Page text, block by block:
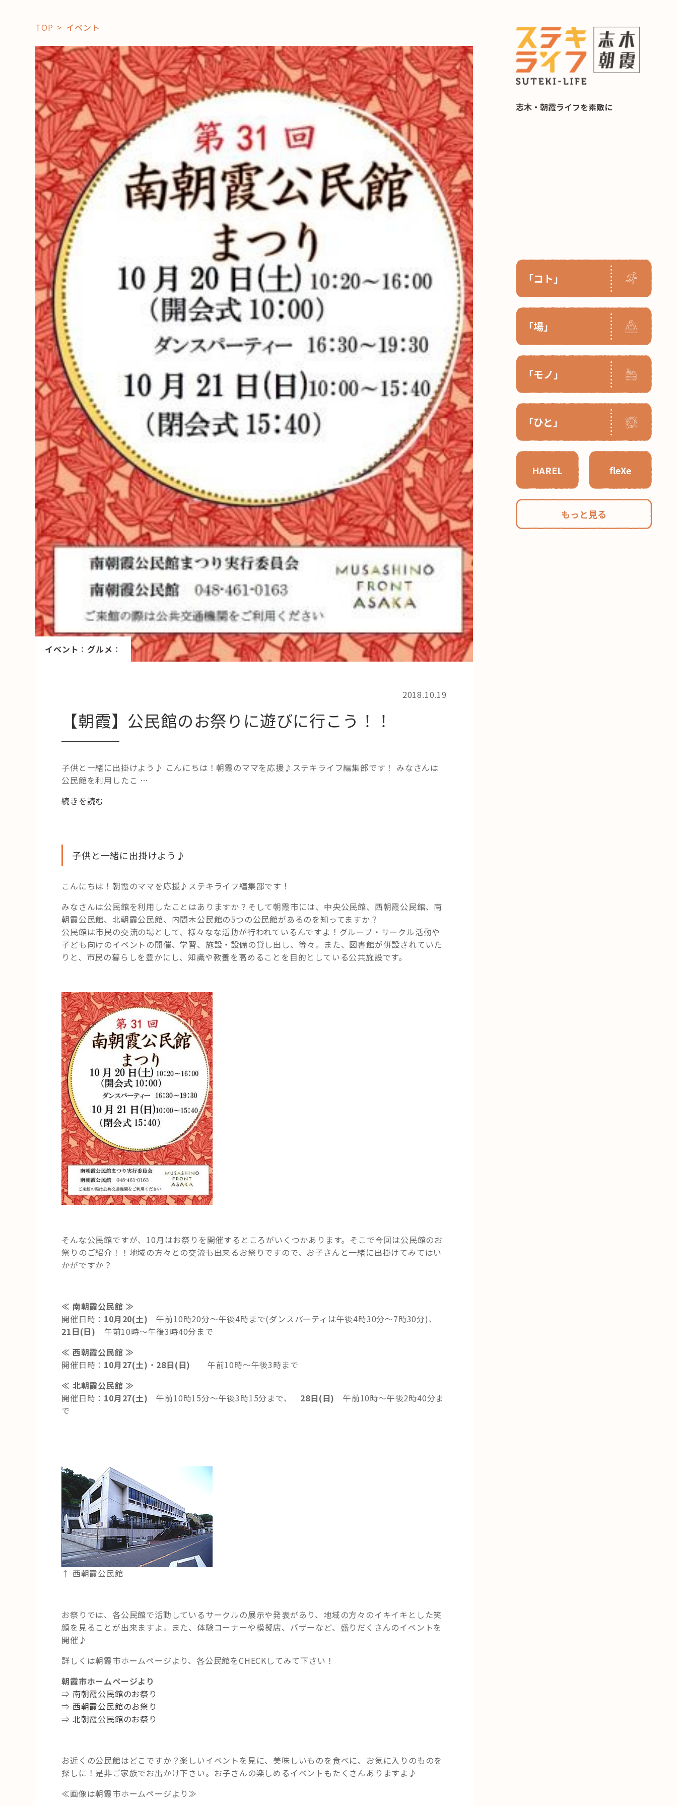
志木・朝霞ライフを素敵に
「コト」
「場」
「モノ」
「ひと」
HAREL fleXe
もっと見る
「コト」
子育て
暮らし
おすすめ
スポット
学び・教育
「場」
活用事例
リノベ事例
協賛・協力店
コーディネーター紹介
これからの暮らし 住み替え相談
記事検索
TOP イベント
イベント ： グルメ ：
2018.10.19
【朝霞】公民館のお祭りに遊びに行こう！！
子供と一緒に出掛けよう♪ こんにちは！朝霞のママを応援♪ステキライフ編集部です！ みなさんは
公民館を利用したこ …
“【朝
祭
に
遊
び
に
行
の
続きを読む
子供と一緒に出掛けよう♪
こんにちは！朝霞のママを応援♪ステキライフ編集部です！
みなさんは公民館を利用したことはありますか？そして朝霞市には、中央公民館、西朝霞公民館、南
朝霞公民館、北朝霞公民館、内間木公民館の5つの公民館があるのを知ってますか？
公民館は市民の交流の場として、様々なな活動が行われているんですよ！グループ・サークル活動や
子ども向けのイベントの開催、学習、施設・設備の貸し出し、等々。また、図書館が併設されていた
りと、市民の暮らしを豊かにし、知識や教養を高めることを目的としている公共施設です。
そんな公民館ですが、10月はお祭りを開催するところがいくつかあります。そこで今回は公民館のお
祭りのご紹介！！地域の方々との交流も出来るお祭りですので、お子さんと一緒に出掛けてみてはい
かがですか？
≪ 南朝霞公民館 ≫
開催日時： 10月20(土) 午前10時20分～午後4時まで(ダンスパーティは午後4時30分～7時30分)、
21日(日) 午前10時～午後3時40分まで
≪ 西朝霞公民館 ≫
開催日時： 10月27(土) ・ 28日(日) 午前10時～午後3時まで
≪ 北朝霞公民館 ≫
開催日時： 10月27(土) 午前10時15分～午後3時15分まで、 28日(日) 午前10時～午後2時40分ま
で
↑ 西朝霞公民館
お祭りでは、各公民館で活動しているサークルの展示や発表があり、地域の方々のイキイキとした笑
顔を見ることが出来ますよ。また、体験コーナーや模擬店、バザーなど、盛りだくさんのイベントを
開催♪
詳しくは朝霞市ホームページより、各公民館をCHECKしてみて下さい！
朝霞市ホームページより
⇒ 南朝霞公民館のお祭り
⇒ 西朝霞公民館のお祭り
⇒ 北朝霞公民館のお祭り
お近くの公民館はどこですか？楽しいイベントを見に、美味しいものを食べに、お気に入りのものを
探しに！是非ご家族でお出かけ下さい。お子さんの楽しめるイベントもたくさんありますよ♪
≪画像は朝霞市ホームページより≫